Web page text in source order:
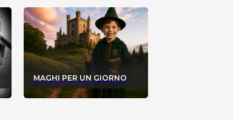
MAGHI PER UN GIORNO